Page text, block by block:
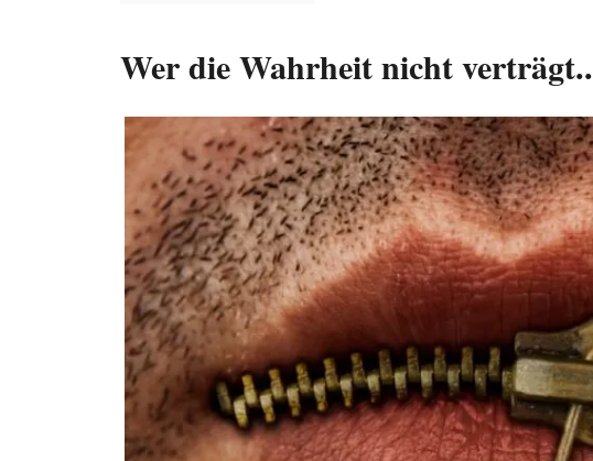
Wer die Wahrheit nicht verträgt..